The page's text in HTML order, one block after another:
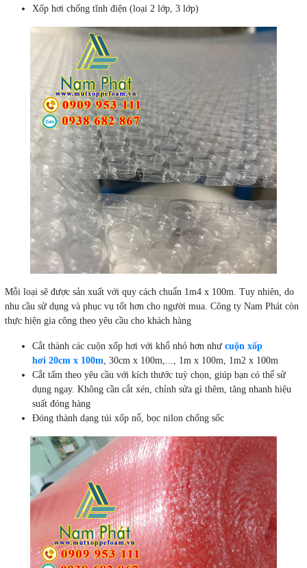
Xốp hơi chống tĩnh điện (loại 2 lớp, 3 lớp)
Mỗi loại sẽ được sản xuất với quy cách chuẩn 1m4 x 100m. Tuy nhiên, do
nhu cầu sử dụng và phục vụ tốt hơn cho người mua. Công ty Nam Phát còn
thực hiện gia công theo yêu cầu cho khách hàng
Cắt thành các cuộn xốp hơi với khổ nhỏ hơn như cuộn xốp
hơi 20cm x 100m , 30cm x 100m,..., 1m x 100m, 1m2 x 100m
Cắt tấm theo yêu cầu với kích thước tuỳ chọn, giúp bạn có thể sử
dụng ngay. Không cần cắt xén, chỉnh sửa gì thêm, tăng nhanh hiệu
suất đóng hàng
Đóng thành dạng túi xốp nổ, bọc nilon chống sốc